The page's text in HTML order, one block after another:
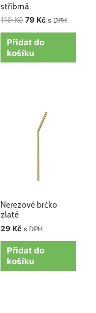
stříbrná
119Kč 79 Kč s DPH
Přidat do
košíku
Nerezové brčko
zlaté
29 Kč s DPH
Přidat do
košíku